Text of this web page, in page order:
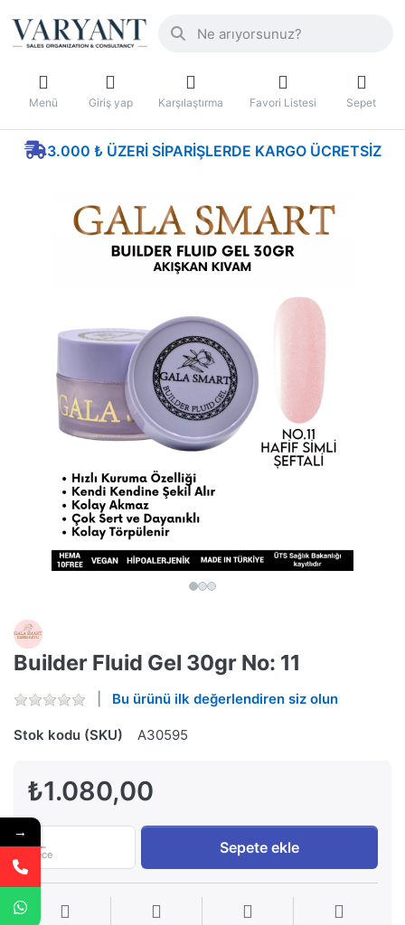
Menü Giriş yap Karşılaştırma Favori Listesi Sepet
3.000 ₺ ÜZERI SIPARIŞLERDE KARGO ÜCRETSIZ
Builder Fluid Gel 30gr No: 11
Bu ürünü ilk değerlendiren siz olun
Stok kodu (SKU) A30595
₺1.080,00
Piece Sepete ekle
→